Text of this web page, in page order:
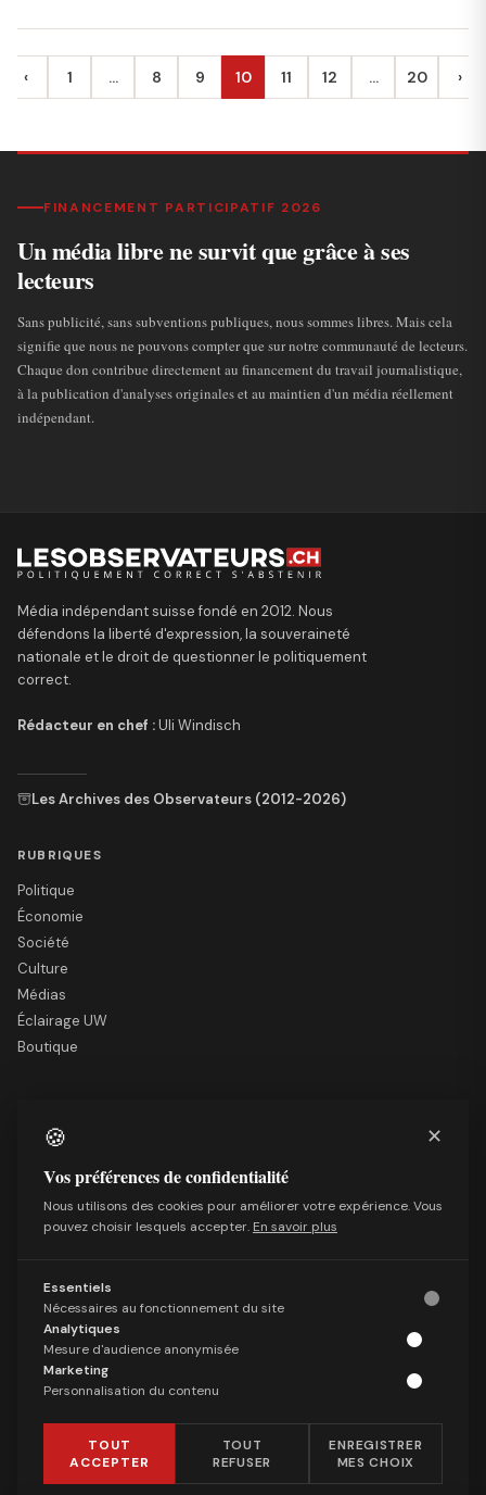
‹
Précédent
1 … 8 9 10 11 12 … 20 ›
FINANCEMENT PARTICIPATIF 2026
Un média libre ne survit que grâce à ses
lecteurs
Sans publicité, sans subventions publiques, nous sommes libres. Mais cela
signifie que nous ne pouvons compter que sur notre communauté de lecteurs.
Chaque don contribue directement au financement du travail journalistique,
à la publication d'analyses originales et au maintien d'un média réellement
indépendant.
Média indépendant suisse fondé en 2012. Nous
défendons la liberté d'expression, la souveraineté
nationale et le droit de questionner le politiquement
correct.
Rédacteur en chef :Uli Windisch
Les Archives des Observateurs (2012-2026)
RUBRIQUES
Politique
Économie
Société
Culture
Médias
Éclairage UW
Boutique
Nous soutenir
Qui sommes-nous
Facebook
X (Twitter)
Telegram
🍪 ✕
Vos préférences de confidentialité
Nous utilisons des cookies pour améliorer votre expérience. Vous
pouvez choisir lesquels accepter. En savoir plus
Essentiels
Nécessaires au fonctionnement du site
Analytiques
Mesure d'audience anonymisée
Marketing
Personnalisation du contenu
TOUT
ACCEPTER
TOUT
REFUSER
ENREGISTRER
MES CHOIX